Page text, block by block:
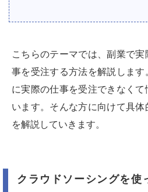
こちらのテーマでは、副業で
事を受注する方法を解説しま
に実際の仕事を受注できなく
います。そんな方に向けて具
を解説していきます。
クラウドソーシングを使